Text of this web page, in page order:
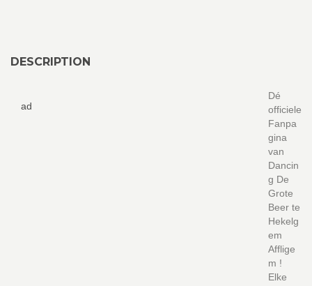
DESCRIPTION
ad
Dé
officiele
Fanpa
gina
van
Dancin
g De
Grote
Beer te
Hekelg
em
Afflige
m !
Elke